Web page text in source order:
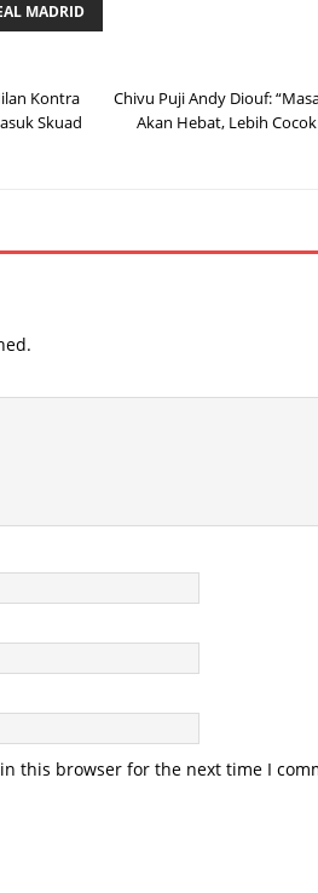
MADRID
Kontra
Skuad
Chivu Puji Andy Diouf:
Akan Hebat, Lebih
this browser for the next time I